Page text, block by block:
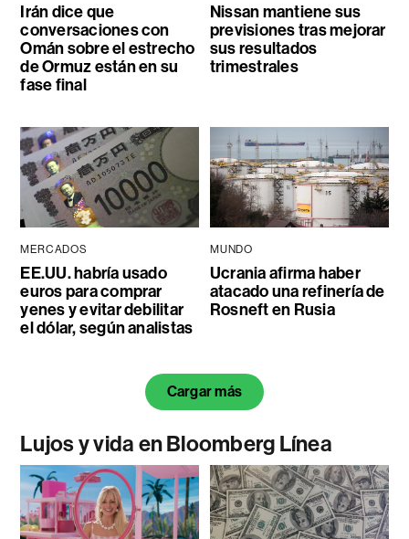
Irán dice que
conversaciones con
Omán sobre el estrecho
de Ormuz están en su
fase final
Nissan mantiene sus
previsiones tras mejorar
sus resultados
trimestrales
MERCADOS
EE.UU. habría usado
euros para comprar
yenes y evitar debilitar
el dólar, según analistas
MUNDO
Ucrania afirma haber
atacado una refinería de
Rosneft en Rusia
Cargar más
Lujos y vida en Bloomberg Línea